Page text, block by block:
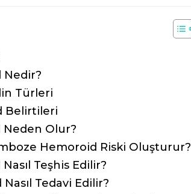
Nedir?
Türleri
Belirtileri
Olur?
Hemoroid Riski Oluşturur?
Teşhis Edilir?
Tedavi Edilir?